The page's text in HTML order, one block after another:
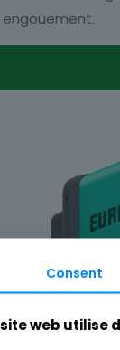
engouement.
Consent
web utilise